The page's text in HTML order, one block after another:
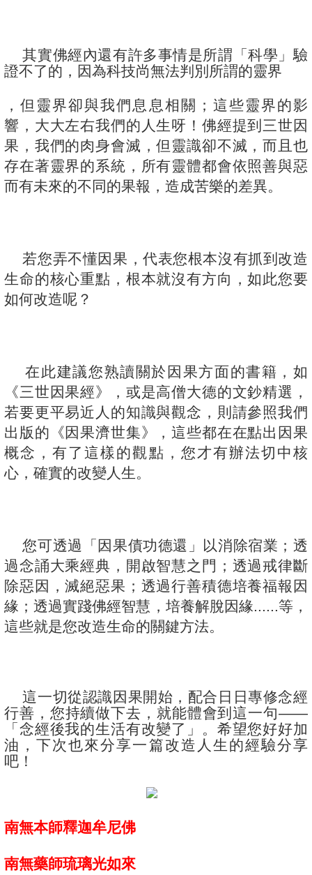
其實佛經內還有許多事情是所謂「科學」驗
證不了的，因為科技尚無法判別所謂的靈界
，但靈界卻與我們息息相關；這些靈界的影
響，大大左右我們的人生呀！佛經提到三世因
果，我們的肉身會滅，但靈識卻不滅，而且也
存在著靈界的系統，所有靈體都會依照善與惡
而有未來的不同的果報，造成苦樂的差異。
若您弄不懂因果，代表您根本沒有抓到改造
生命的核心重點，根本就沒有方向，如此您要
如何改造呢？
在此建議您熟讀關於因果方面的書籍，如
《三世因果經》，或是高僧大德的文鈔精選，
若要更平易近人的知識與觀念，則請參照我們
出版的《因果濟世集》，這些都在在點出因果
概念，有了這樣的觀點，您才有辦法切中核
心，確實的改變人生。
您可透過「因果債功德還」以消除宿業；透
過念誦大乘經典，開啟智慧之門；透過戒律斷
除惡因，滅絕惡果；透過行善積德培養福報因
緣；透過實踐佛經智慧，培養解脫因緣......等，
這些就是您改造生命的關鍵方法。
這一切從認識因果開始，配合日日專修念經
行善，您持續做下去，就能體會到這一句——
「 念經後我的生活有改變了 」。希望您好好加
油，下次也來分享一篇改造人生的經驗分享
吧！
南無本師釋迦牟尼佛
南無藥師琉璃光如來